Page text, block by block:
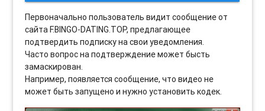
Первоначально пользователь видит сообщение от
сайта F.BINGO-DATING.TOP, предлагающее
подтвердить подписку на свои уведомления.
Часто вопрос на подтверждение может бысть
замаскирован.
Например, появляется сообщение, что видео не
может быть запущено и нужно установить кодек.